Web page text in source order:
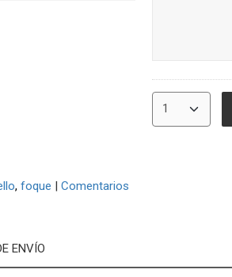
foque | Comentarios
ENVÍO